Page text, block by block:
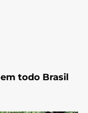
todo Brasil